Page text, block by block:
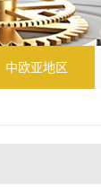
中欧亚地区